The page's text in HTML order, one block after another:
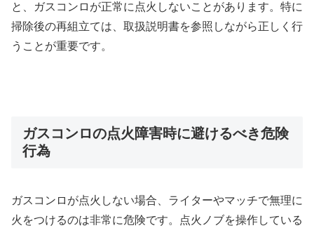
と、ガスコンロが正常に点火しないことがあります。特に
掃除後の再組立ては、取扱説明書を参照しながら正しく行
うことが重要です。
ガスコンロの点火障害時に避けるべき危険
行為
ガスコンロが点火しない場合、ライターやマッチで無理に
火をつけるのは非常に危険です。点火ノブを操作している